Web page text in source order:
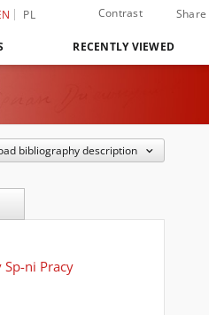
PL Contrast Share
RECENTLY VIEWED
bibliography description
Sp-ni Pracy